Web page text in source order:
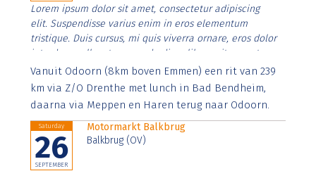
Lorem ipsum dolor sit amet, consectetur adipiscing
elit. Suspendisse varius enim in eros elementum
tristique. Duis cursus, mi quis viverra ornare, eros dolor
interdum nulla, ut commodo diam libero vitae erat.
Aenean faucibus nibh et justo cursus id rutrum lorem
imperdiet. Nunc ut sem vitae risus tristique posuere.
Vanuit Odoorn (8km boven Emmen) een rit van 239
km via Z/O Drenthe met lunch in Bad Bendheim,
daarna via Meppen en Haren terug naar Odoorn.
Saturday
26
SEPTEMBER
Motormarkt Balkbrug
Balkbrug (OV)